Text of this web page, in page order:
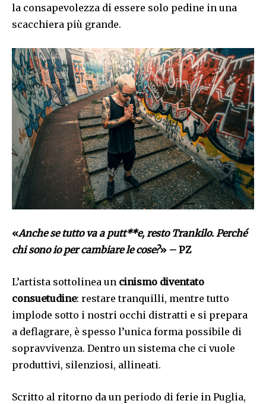
la consapevolezza di essere solo pedine in una
scacchiera più grande.
«Anche se tutto va a putt**e, resto Trankilo. Perché
chi sono io per cambiare le cose?» – PZ
L’artista sottolinea un cinismo diventato
consuetudine: restare tranquilli, mentre tutto
implode sotto i nostri occhi distratti e si prepara
a deflagrare, è spesso l’unica forma possibile di
sopravvivenza. Dentro un sistema che ci vuole
produttivi, silenziosi, allineati.
Scritto al ritorno da un periodo di ferie in Puglia,